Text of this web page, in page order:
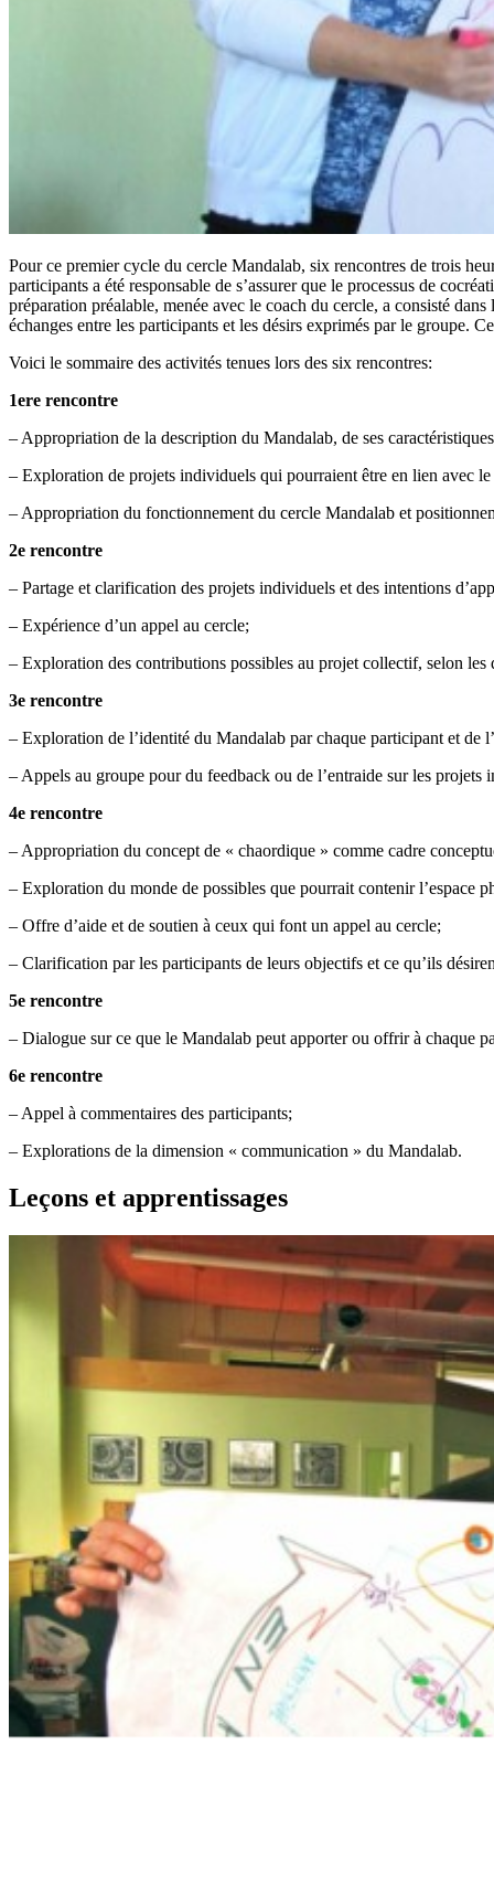
Pour ce premier cycle du cercle Mandalab, six rencontres de trois
participants a été responsable de s’assurer que le processus de
préparation préalable, menée avec le coach du cercle, a consisté
échanges entre les participants et les désirs exprimés par le groupe.
Voici le sommaire des activités tenues lors des six rencontres:
1ere rencontre
– Appropriation de la description du Mandalab, de ses
– Exploration de projets individuels qui pourraient être en lien avec
– Appropriation du fonctionnement du cercle Mandalab et
2e rencontre
– Partage et clarification des projets individuels et des intentions
– Expérience d’un appel au cercle;
– Exploration des contributions possibles au projet collectif, selon
3e rencontre
– Exploration de l’identité du Mandalab par chaque participant et de
– Appels au groupe pour du feedback ou de l’entraide sur les
4e rencontre
– Appropriation du concept de « chaordique » comme cadre
– Exploration du monde de possibles que pourrait contenir l’espace
– Offre d’aide et de soutien à ceux qui font un appel au cercle;
– Clarification par les participants de leurs objectifs et ce qu’ils
5e rencontre
– Dialogue sur ce que le Mandalab peut apporter ou offrir à chaque
6e rencontre
– Appel à commentaires des participants;
– Explorations de la dimension « communication » du Mandalab.
Leçons et apprentissages